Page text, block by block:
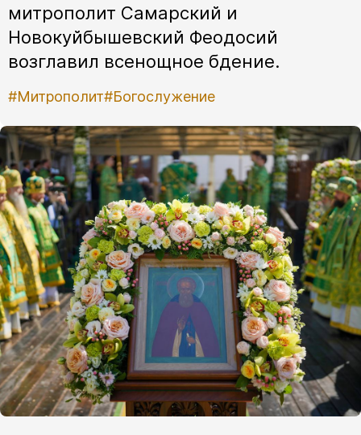
митрополит Самарский и
Новокуйбышевский Феодосий
возглавил всенощное бдение.
#Митрополит#Богослужение